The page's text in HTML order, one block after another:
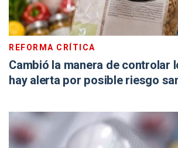
REFORMA CRÍTICA
Cambió la manera de controlar
hay alerta por posible riesgo